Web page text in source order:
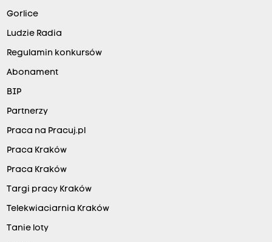
Gorlice
Ludzie Radia
Regulamin konkursów
Abonament
BIP
Partnerzy
Praca na Pracuj.pl
Praca Kraków
Praca Kraków
Targi pracy Kraków
Telekwiaciarnia Kraków
Tanie loty